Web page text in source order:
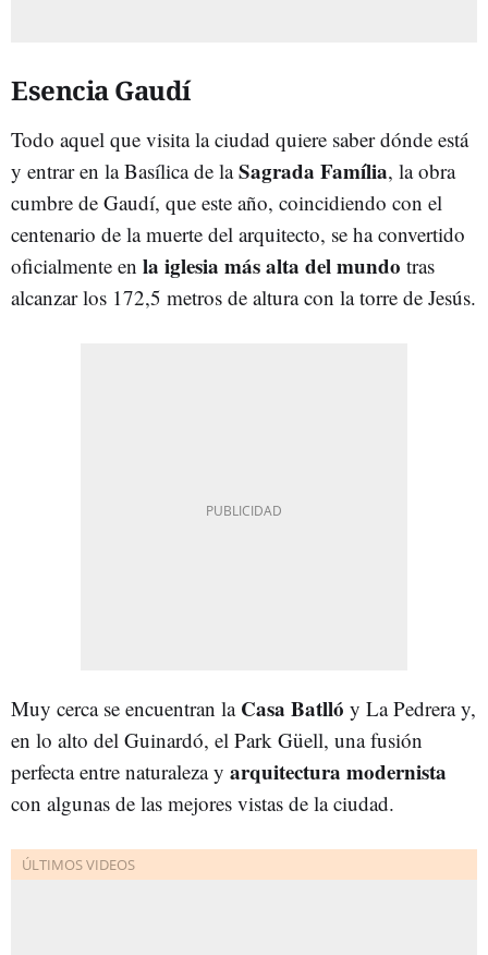
Esencia Gaudí
Todo aquel que visita la ciudad quiere saber dónde está
y entrar en la Basílica de laSagrada Família, la obra
cumbre de Gaudí, que este año, coincidiendo con el
centenario de la muerte del arquitecto, se ha convertido
oficialmente en la iglesia más alta del mundo tras
alcanzar los 172,5 metros de altura con la torre de Jesús.
Muy cerca se encuentran la Casa Batlló y La Pedrera y,
en lo alto del Guinardó, el Park Güell, una fusión
perfecta entre naturaleza y arquitectura modernista
con algunas de las mejores vistas de la ciudad.